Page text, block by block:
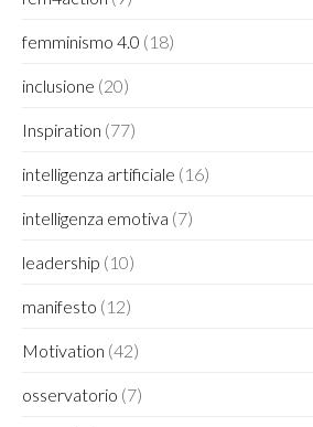
femminismo 4.0 (18)
inclusione (20)
Inspiration (77)
intelligenza artificiale (16)
intelligenza emotiva (7)
leadership (10)
manifesto (12)
Motivation (42)
osservatorio (7)